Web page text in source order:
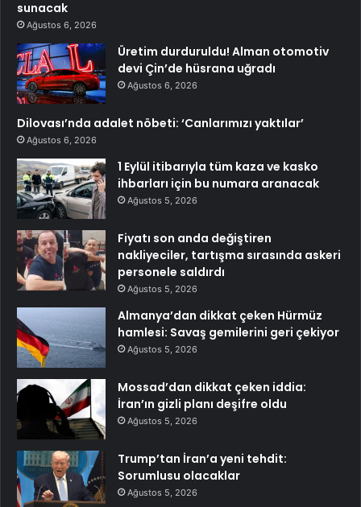
sunacak
Ağustos 6, 2026
Üretim durduruldu! Alman otomotiv
devi Çin’de hüsrana uğradı
Ağustos 6, 2026
Dilovası’nda adalet nöbeti: ‘Canlarımızı yaktılar’
Ağustos 6, 2026
1 Eylül itibarıyla tüm kaza ve kasko
ihbarları için bu numara aranacak
Ağustos 5, 2026
Fiyatı son anda değiştiren
nakliyeciler, tartışma sırasında askeri
personele saldırdı
Ağustos 5, 2026
Almanya’dan dikkat çeken Hürmüz
hamlesi: Savaş gemilerini geri çekiyor
Ağustos 5, 2026
Mossad’dan dikkat çeken iddia:
İran’ın gizli planı deşifre oldu
Ağustos 5, 2026
Trump’tan İran’a yeni tehdit:
Sorumlusu olacaklar
Ağustos 5, 2026